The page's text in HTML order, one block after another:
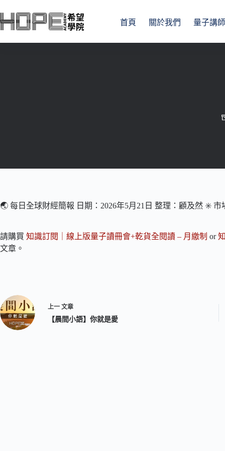
至
主
要
首頁 關於我們 量子講
🌏 每日全球財經簡報 日期：2026年5月21日 整理：顧及然 ✳️
請購買 知識訂閱｜線上版量子讀冊會+乾貨全閱讀 – 月繳制 or
文章。
上一 文章
【晨間小語】你就是愛